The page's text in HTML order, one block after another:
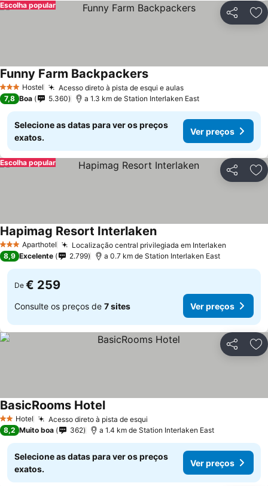
Partilhar
Escolha popular
3 EstrelasHostel Acesso direto à pista de esqui e aulas
Funny Farm Backpackers
7,8 Boa 5.360 a 1.3 km de Station Interlaken East
Selecione as datas para ver os preços
exatos.
Ver preços
Partilhar
Escolha popular
3 EstrelasAparthotel Localização central privilegiada em Interlaken
Hapimag Resort Interlaken
8,9 Excelente 2.799 a 0.7 km de Station Interlaken East
De € 259
Consulte os preços de 7 sites Ver preços
Partilhar
2 Estrelas
Hotel Acesso direto à pista de esqui
BasicRooms Hotel
8,2 Muito boa 362 a 1.4 km de Station Interlaken East
Selecione as datas para ver os preços
exatos.
Ver preços